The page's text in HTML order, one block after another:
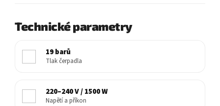
Technické parametry
19 barů
Tlak čerpadla
220–240 V / 1500 W
Napětí a příkon